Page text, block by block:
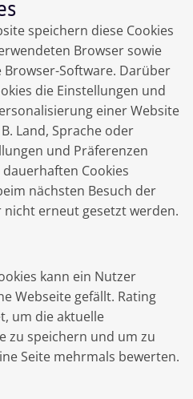
speichern diese Cookies
Browser sowie
Software. Darüber
die Einstellungen und
einer Website
Land, Sprache oder
und Präferenzen
Cookies
nächsten Besuch der
erneut gesetzt werden.
kann ein Nutzer
Webseite gefällt. Rating
um die aktuelle
zu speichern und um zu
Seite mehrmals bewerten.